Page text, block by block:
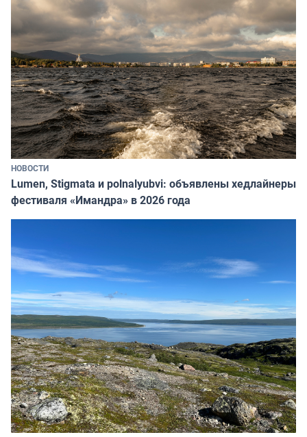
НОВОСТИ
Lumen, Stigmata и polnalyubvi: объявлены хедлайнеры
фестиваля «Имандра» в 2026 года